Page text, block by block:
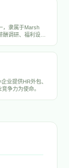
，隶属于Marsh
酬调研、福利设
业提供HR外包、
争力为使命。